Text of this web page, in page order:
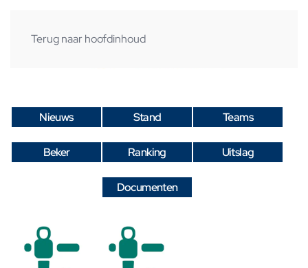
Terug naar hoofdinhoud
Nieuws Stand Teams
Beker Ranking Uitslag
Documenten